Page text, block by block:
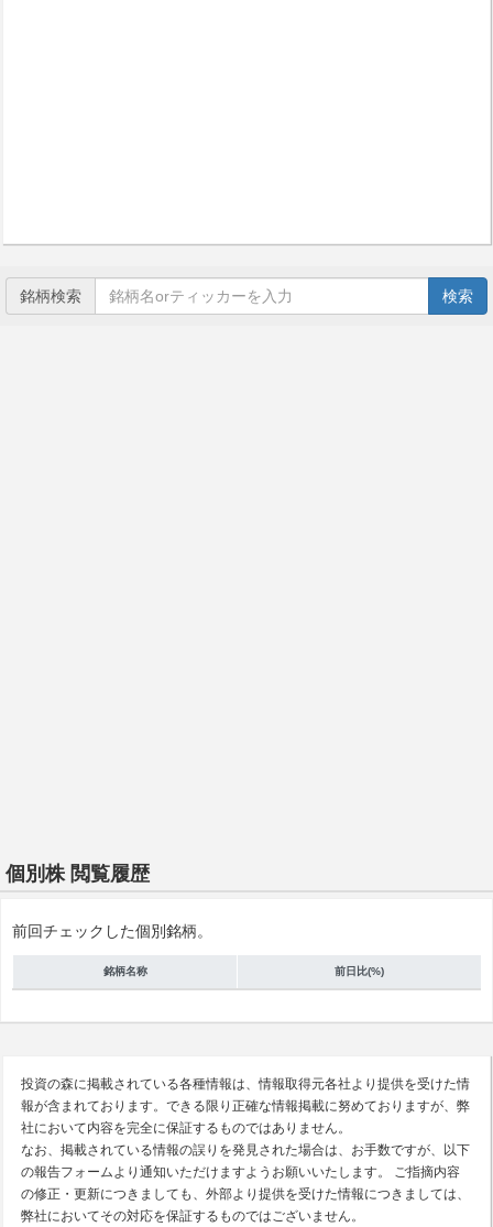
銘柄検索 検索
個別株 閲覧履歴
前回チェックした個別銘柄。
銘柄名称 前日比(%)
投資の森に掲載されている各種情報は、情報取得元各社より提供を受けた情
報が含まれております。できる限り正確な情報掲載に努めておりますが、弊
社において内容を完全に保証するものではありません。
なお、掲載されている情報の誤りを発見された場合は、お手数ですが、以下
の報告フォームより通知いただけますようお願いいたします。 ご指摘内容
の修正・更新につきましても、外部より提供を受けた情報につきましては、
弊社においてその対応を保証するものではございません。